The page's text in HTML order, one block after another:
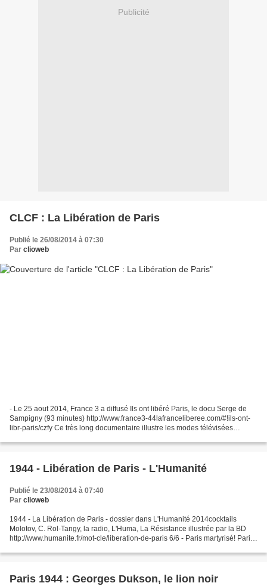
Publicité
CLCF : La Libération de Paris
Publié le 26/08/2014 à 07:30
Par clioweb
- Le 25 aout 2014, France 3 a diffusé Ils ont libéré Paris, le docu Serge de
Sampigny (93 minutes) http://www.france3-44lafranceliberee.com/#!ils-ont-
libr-paris/czfy Ce très long documentaire illustre les modes télévisées
1944 - Libération de Paris - L'Humanité
Publié le 23/08/2014 à 07:40
Par clioweb
1944 - La Libération de Paris - dossier dans L'Humanité 2014cocktails
Molotov, C. Rol-Tangy, la radio, L'Huma, La Résistance illustrée par la BD
http://www.humanite.fr/mot-cle/liberation-de-paris 6/6 - Paris martyrisé! Paris
Paris 1944 : Georges Dukson, le lion noir